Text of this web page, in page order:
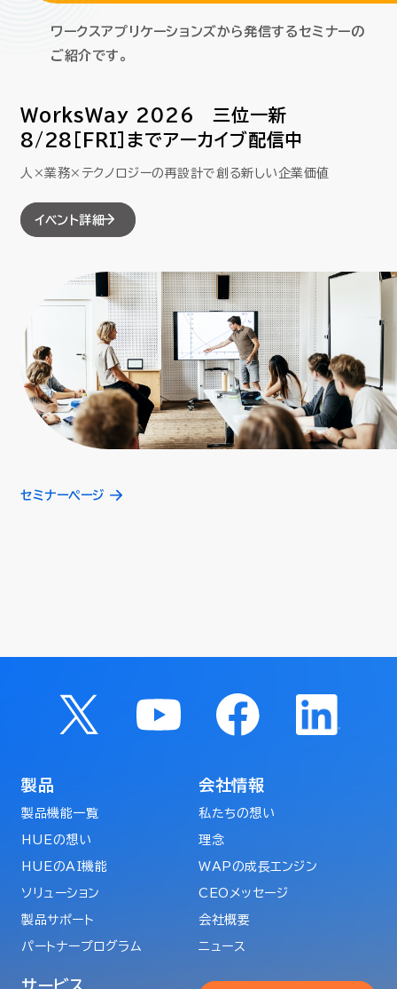
ワークスアプリケーションズから発信するセミナーの
ご紹介です。
WorksWay 2026 三位一新
8/28[FRI]までアーカイブ配信中
人×業務×テクノロジーの再設計で創る新しい企業価値
イベント詳細
セミナーページ
製品
製品機能一覧
HUEの想い
HUEのAI機能
ソリューション
製品サポート
パートナープログラム
サービス
会社情報
私たちの想い
理念
WAPの成長エンジン
CEOメッセージ
会社概要
ニュース